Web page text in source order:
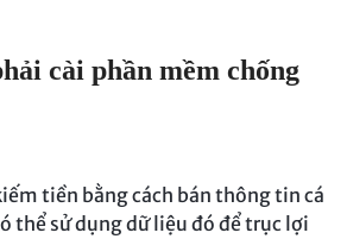
cài phần mềm chống
tiền bằng cách bán thông tin cá
thể sử dụng dữ liệu đó để trục lợi